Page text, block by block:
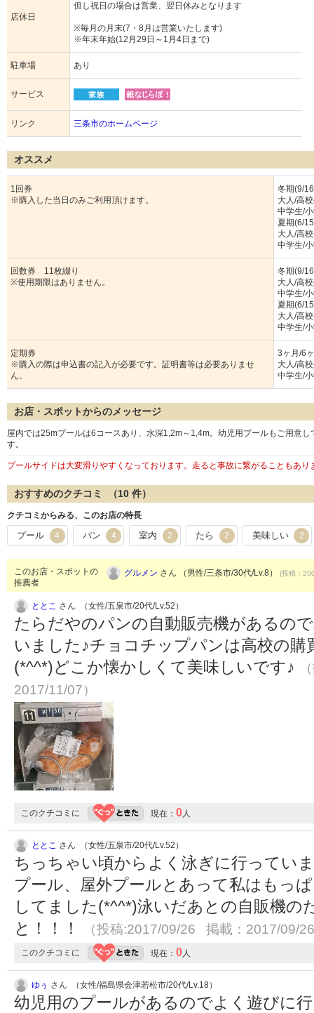
店休日
但し祝日の場合は営業、翌日休みとなります
※毎月の月末(7・8月は営業いたします)
※年末年始(12月29日～1月4日まで)
駐車場 あり
サービス
リンク 三条市のホームページ
オススメ
1回券
※購入した当日のみご利用頂けます。
冬期(9/
大人/高
中学生/
夏期(6/
大人/高
中学生/
回数券 11枚綴り
※使用期限はありません。
冬期(9/
大人/高
中学生/
夏期(6/
大人/高
中学生/
定期券
※購入の際は申込書の記入が必要です。証明書等は必要ありませ
ん。
3ヶ月/6
大人/高
中学生/
お店・スポットからのメッセージ
屋内では25mプールは6コースあり、水深1,2m～1,4m。幼児用プールもご用意
す。
プールサイドは大変滑りやすくなっております。走ると事故に繋がることもあ
おすすめのクチコミ （10 件）
クチコミからみる、このお店の特長
プール 4 パン 4 室内 2 たら 2 美味しい 2
このお店・スポットの
推薦者
グルメン さん （男性/三条市/30代/Lv.8） (投稿：
ととこ さん （女性/五泉市/20代/Lv.52）
たらだやのパンの自動販売機があるの
いました♪チョコチップパンは高校の
(*^^*)どこか懐かしくて美味しいです♪
2017/11/07）
このクチコミに 現在： 0 人
ととこ さん （女性/五泉市/20代/Lv.52）
ちっちゃい頃からよく泳ぎに行ってい
プール、屋外プールとあって私はもっ
してました(*^^*)泳いだあとの自販機の
と！！！
（投稿:2017/09/26 掲載：2017/09/
このクチコミに 現在： 0 人
ゆぅ さん （女性/福島県会津若松市/20代/Lv.18）
幼児用のプールがあるのでよく遊びに